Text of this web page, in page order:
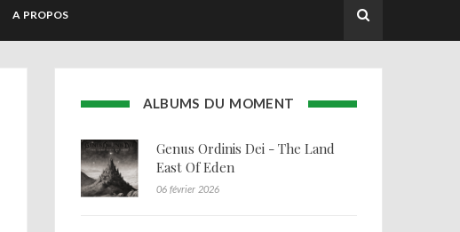
A PROPOS
ALBUMS DU MOMENT
Genus Ordinis Dei - The Land
East Of Eden
06 février 2026